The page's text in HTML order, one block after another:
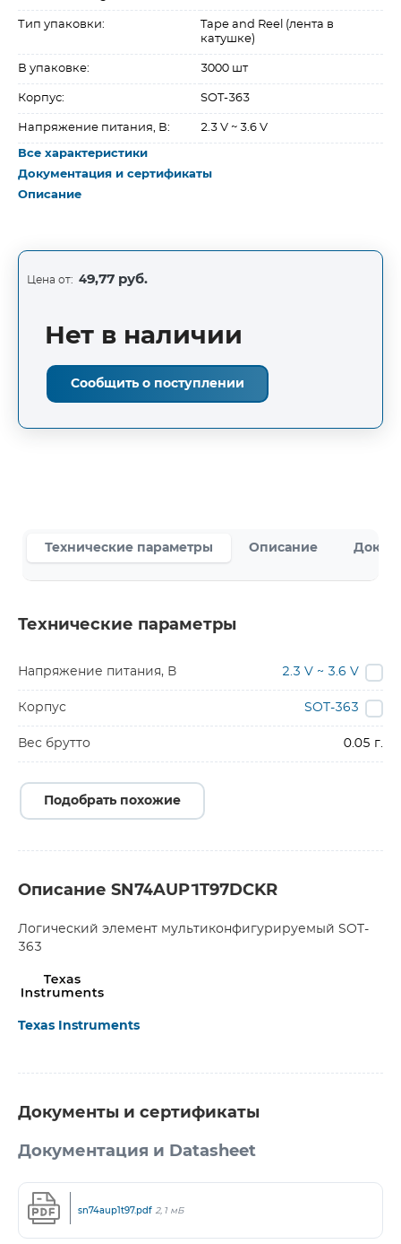
Тип упаковки:
Tape and Reel (лента в
катушке)
В упаковке: 3000 шт
Корпус: SOT-363
Напряжение питания, В: 2.3 V ~ 3.6 V
Все характеристики
Документация и сертификаты
Описание
Цена от: 49,77 руб.
Нет в наличии
Сообщить о поступлении
Технические параметры Описание
Технические параметры
Напряжение питания, В 2.3 V ~ 3.6 V
Корпус SOT-363
Вес брутто 0.05 г.
Подобрать похожие
Описание SN74AUP1T97DCKR
Логический элемент мультиконфигурируемый SOT-
363
Texas Instruments
Документы и сертификаты
Документация и Datasheet
sn74aup1t97.pdf 2,1 мБ